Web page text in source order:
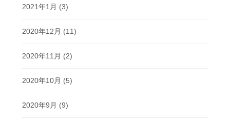
2021年1月 (3)
2020年12月 (11)
2020年11月 (2)
2020年10月 (5)
2020年9月 (9)